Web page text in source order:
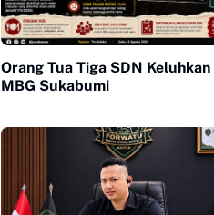
Orang Tua Tiga SDN
MBG Sukabumi